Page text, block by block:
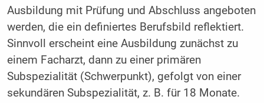
Ausbildung mit Prüfung und Abschluss angeboten
werden, die ein definiertes Berufsbild reflektiert.
Sinnvoll erscheint eine Ausbildung zunächst zu
einem Facharzt, dann zu einer primären
Subspezialität (Schwerpunkt), gefolgt von einer
sekundären Subspezialität, z. B. für 18 Monate.